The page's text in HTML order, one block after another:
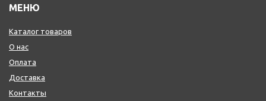
МЕНЮ
Каталог товаров
О нас
Оплата
Доставка
Контакты